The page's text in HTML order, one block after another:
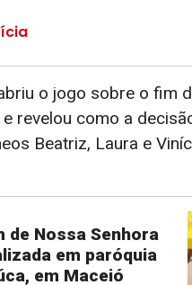
o jogo sobre o fim
revelou como a
Beatriz, Laura e
de Nossa Senhora
em paróquia
em Maceió